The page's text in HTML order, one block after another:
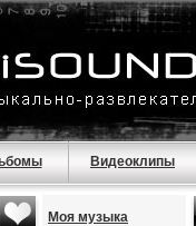
Видеоклипы
Моя музыка